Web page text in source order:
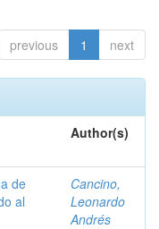
previous 1 next
Author(s)
de
al
Cancino,
Leonardo
Andrés